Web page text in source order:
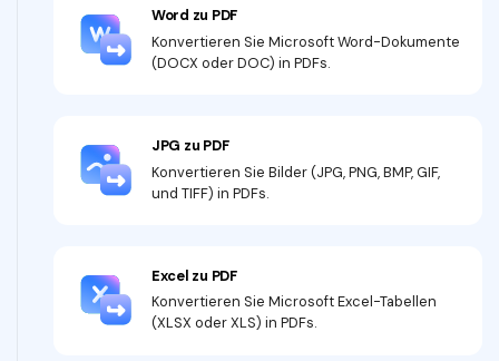
Word zu PDF
Konvertieren Sie Microsoft Word-Dokumente
(DOCX oder DOC) in PDFs.
JPG zu PDF
Konvertieren Sie Bilder (JPG, PNG, BMP, GIF,
und TIFF) in PDFs.
Excel zu PDF
Konvertieren Sie Microsoft Excel-Tabellen
(XLSX oder XLS) in PDFs.